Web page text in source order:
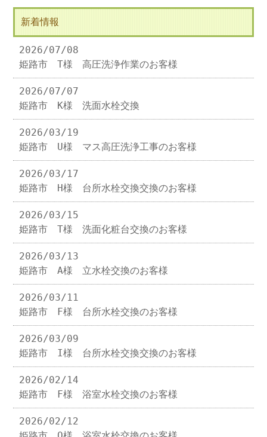
新着情報
2026/07/08
姫路市 T様 高圧洗浄作業のお客様
2026/07/07
姫路市 K様 洗面水栓交換
2026/03/19
姫路市 U様 マス高圧洗浄工事のお客様
2026/03/17
姫路市 H様 台所水栓交換交換のお客様
2026/03/15
姫路市 T様 洗面化粧台交換のお客様
2026/03/13
姫路市 A様 立水栓交換のお客様
2026/03/11
姫路市 F様 台所水栓交換のお客様
2026/03/09
姫路市 I様 台所水栓交換交換のお客様
2026/02/14
姫路市 F様 浴室水栓交換のお客様
2026/02/12